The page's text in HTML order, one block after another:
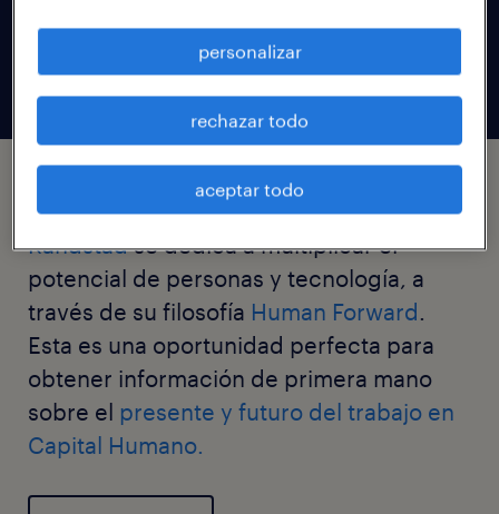
Una instancia de reflexión, análisis y casos de
éxito.
Randstadse dedica a multiplicar el
potencial de personas y tecnología, a
través de su filosofía Human Forward
Esta es una oportunidad perfecta para
obtener información de primera mano
sobre el presente y futuro del trabajo en
Capital Humano.
personalizar
rechazar todo
aceptar todo